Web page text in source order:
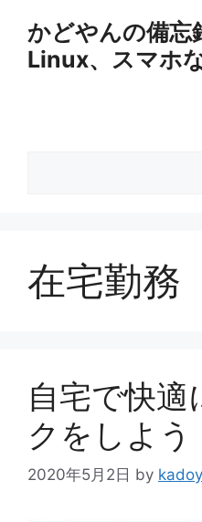
かどやんの備忘
Linux、スマホ
在宅勤務
自宅で快適
クをしよう
2020年5月2日 by